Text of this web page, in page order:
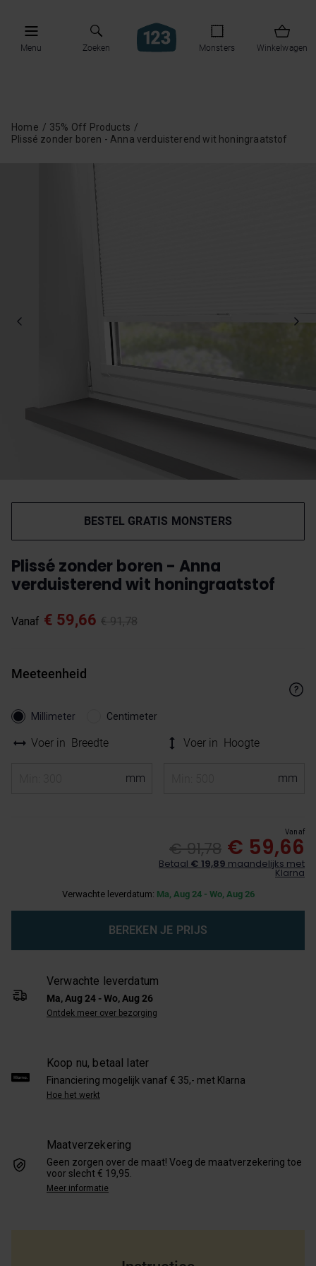
Menu Zoeken Monsters Winkelwagen
Home
35% Off Products
Plissé zonder boren - Anna verduisterend wit honingraatstof
BESTEL GRATIS MONSTERS
Plissé zonder boren - Anna
verduisterend wit honingraatstof
Vanaf € 91,78
€ 59,66
Meeteenheid
Millimeter Centimeter
Voer in Breedte Voer in Hoogte
Vanaf
€ 91,78 € 59,66
Betaal € 19,89 maandelijks met
Klarna
Verwachte leverdatum: Ma, Aug 24 - Wo, Aug 26
BEREKEN JE PRIJS
Verwachte leverdatum
Ma, Aug 24 - Wo, Aug 26
Ontdek meer over bezorging
Koop nu, betaal later
Financiering mogelijk vanaf € 35,- met Klarna
Hoe het werkt
Maatverzekering
Geen zorgen over de maat! Voeg de maatverzekering toe
voor slecht € 19,95.
Meer informatie